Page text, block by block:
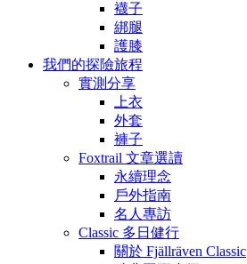
襪子
綁腿
護膝
我們的探險旅程
實測分享
上衣
外套
褲子
Foxtrail 文章選讀
永續理念
戶外指南
名人專訪
Classic 多日健行
關於 Fjällräven Classic